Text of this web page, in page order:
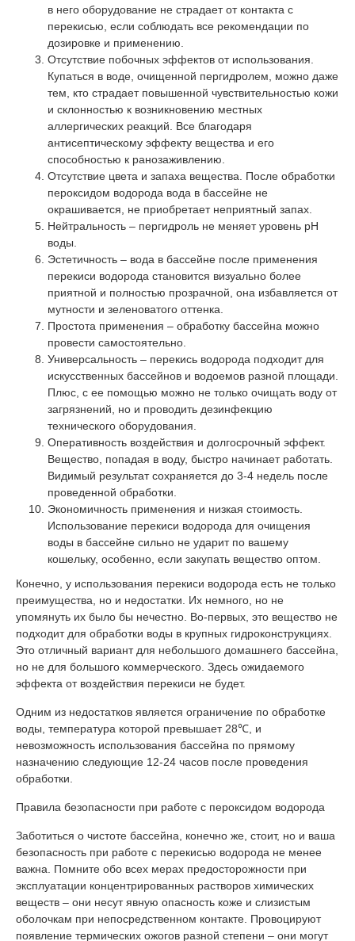
в него оборудование не страдает от контакта с
перекисью, если соблюдать все рекомендации по
дозировке и применению.
Отсутствие побочных эффектов от использования.
Купаться в воде, очищенной пергидролем, можно даже
тем, кто страдает повышенной чувствительностью кожи
и склонностью к возникновению местных
аллергических реакций. Все благодаря
антисептическому эффекту вещества и его
способностью к ранозаживлению.
Отсутствие цвета и запаха вещества. После обработки
пероксидом водорода вода в бассейне не
окрашивается, не приобретает неприятный запах.
Нейтральность – пергидроль не меняет уровень рН
воды.
Эстетичность – вода в бассейне после применения
перекиси водорода становится визуально более
приятной и полностью прозрачной, она избавляется от
мутности и зеленоватого оттенка.
Простота применения – обработку бассейна можно
провести самостоятельно.
Универсальность – перекись водорода подходит для
искусственных бассейнов и водоемов разной площади.
Плюс, с ее помощью можно не только очищать воду от
загрязнений, но и проводить дезинфекцию
технического оборудования.
Оперативность воздействия и долгосрочный эффект.
Вещество, попадая в воду, быстро начинает работать.
Видимый результат сохраняется до 3-4 недель после
проведенной обработки.
Экономичность применения и низкая стоимость.
Использование перекиси водорода для очищения
воды в бассейне сильно не ударит по вашему
кошельку, особенно, если закупать вещество оптом.
Конечно, у использования перекиси водорода есть не только
преимущества, но и недостатки. Их немного, но не
упомянуть их было бы нечестно. Во-первых, это вещество не
подходит для обработки воды в крупных гидроконструкциях.
Это отличный вариант для небольшого домашнего бассейна,
но не для большого коммерческого. Здесь ожидаемого
эффекта от воздействия перекиси не будет.
Одним из недостатков является ограничение по обработке
воды, температура которой превышает 28℃, и
невозможность использования бассейна по прямому
назначению следующие 12-24 часов после проведения
обработки.
Правила безопасности при работе с пероксидом водорода
Заботиться о чистоте бассейна, конечно же, стоит, но и ваша
безопасность при работе с перекисью водорода не менее
важна. Помните обо всех мерах предосторожности при
эксплуатации концентрированных растворов химических
веществ – они несут явную опасность коже и слизистым
оболочкам при непосредственном контакте. Провоцируют
появление термических ожогов разной степени – они могут